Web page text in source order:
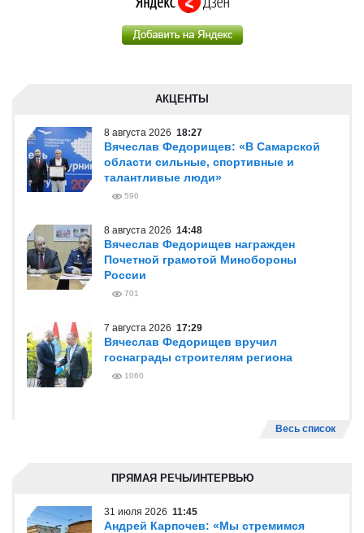
АКЦЕНТЫ
8 августа 2026 18:27
Вячеслав Федорищев: «В Самарской
области сильные, спортивные и
талантливые люди»
596
8 августа 2026 14:48
Вячеслав Федорищев награжден
Почетной грамотой Минобороны
России
701
7 августа 2026 17:29
Вячеслав Федорищев вручил
госнаграды строителям региона
1060
Весь список
ПРЯМАЯ РЕЧЬ/ИНТЕРВЬЮ
31 июля 2026 11:45
Андрей Карпочев: «Мы стремимся